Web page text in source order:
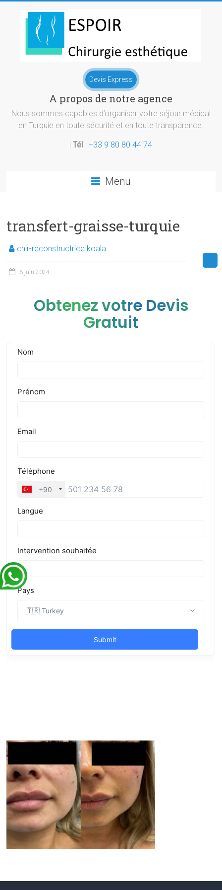
Chirurgie
esthetique
Turquie
Devis Express
A propos de notre agence
Nous sommes capables d’organiser votre séjour médical
en Turquie en toute sécurité et en toute transparence.
|Tél :+33 9 80 80 44 74
Menu
transfert-graisse-turquie
chir-reconstructrice koala
6 juin 2024
Obtenez votre Devis
Gratuit